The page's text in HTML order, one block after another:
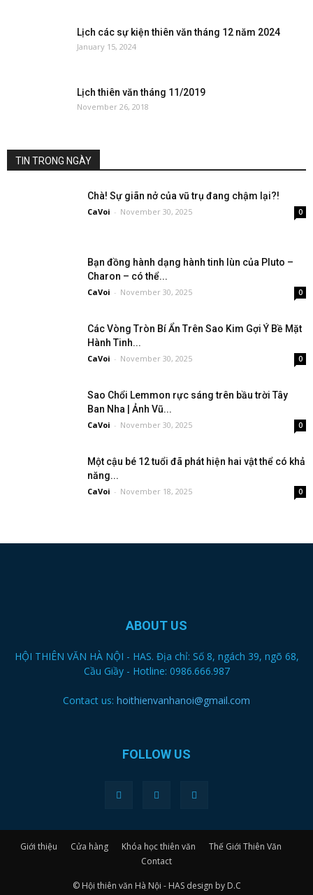
Lịch các sự kiện thiên văn tháng 12 năm 2024
January 15, 2024
Lịch thiên văn tháng 11/2019
November 26, 2018
TIN TRONG NGÀY
Chà! Sự giãn nở của vũ trụ đang chậm lại?!
CaVoi - November 30, 2025 0
Bạn đồng hành dạng hành tinh lùn của Pluto –
Charon – có thể...
CaVoi - November 30, 2025 0
Các Vòng Tròn Bí Ẩn Trên Sao Kim Gợi Ý Bề Mặt
Hành Tinh...
CaVoi - November 30, 2025 0
Sao Chổi Lemmon rực sáng trên bầu trời Tây
Ban Nha | Ảnh Vũ...
CaVoi - November 30, 2025 0
Một cậu bé 12 tuổi đã phát hiện hai vật thể có khả
năng...
CaVoi - November 18, 2025 0
ABOUT US
HỘI THIÊN VĂN HÀ NỘI - HAS. Địa chỉ: Số 8, ngách 39, ngõ 68,
Cầu Giầy - Hotline: 0986.666.987
Contact us: hoithienvanhanoi@gmail.com
FOLLOW US
Giới thiệu Cửa hàng Khóa học thiên văn
Thế Giới Thiên Văn
Contact
© Hội thiên văn Hà Nội - HAS design by D.C